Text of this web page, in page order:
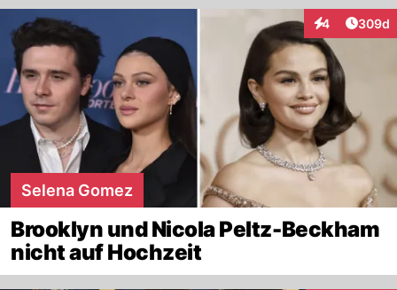
4
Interaktionen
309d
Selena Gomez
Brooklyn und Nicola Peltz-Beckham
nicht auf Hochzeit